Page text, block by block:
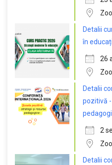
Detalii
în
26
Detalii
pozitivă
2
Detalii